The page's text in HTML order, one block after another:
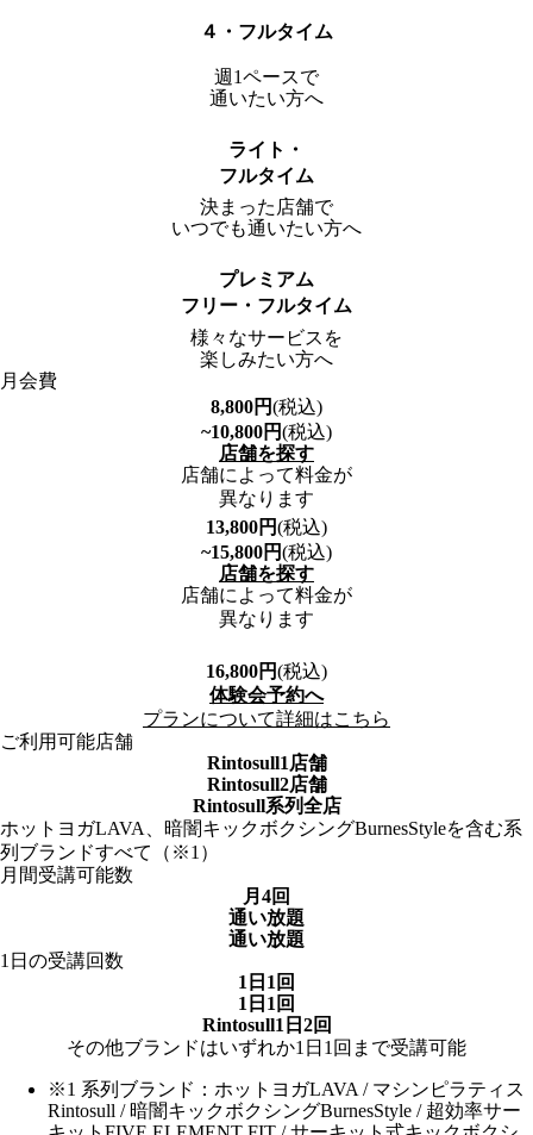
４・フルタイム
週1ペースで
通いたい方へ
ライト・
フルタイム
決まった店舗で
いつでも通いたい方へ
プレミアム
フリー・フルタイム
様々なサービスを
楽しみたい方へ
月会費
8,800円(税込)
~10,800円(税込)
店舗を探す
店舗によって料金が
異なります
13,800円(税込)
~15,800円(税込)
店舗を探す
店舗によって料金が
異なります
16,800円(税込)
体験会予約へ
プランについて詳細はこちら
ご利用可能店舗
Rintosull1店舗
Rintosull2店舗
Rintosull系列全店
ホットヨガLAVA、暗闇キックボクシングBurnesStyleを含む系
列ブランドすべて（※1）
月間受講可能数
月4回
通い放題
通い放題
1日の受講回数
1日1回
1日1回
Rintosull1日2回
その他ブランドはいずれか1日1回まで受講可能
※1 系列ブランド：ホットヨガLAVA / マシンピラティス
Rintosull / 暗闇キックボクシングBurnesStyle / 超効率サー